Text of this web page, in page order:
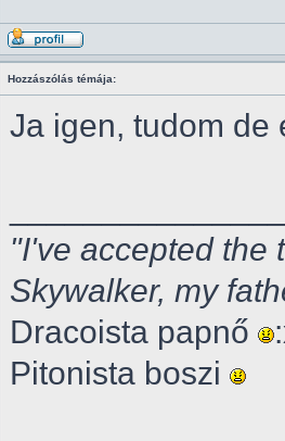
Hozzászólás témája:
Ja igen, tudom de
"I've accepted the
Skywalker, my
Dracoista papnő
Pitonista boszi